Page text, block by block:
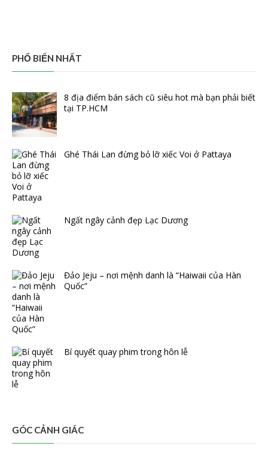
PHỔ BIẾN NHẤT
8 địa điểm bán sách cũ siêu hot mà bạn phải biết
tại TP.HCM
Ghé Thái Lan đừng bỏ lỡ xiếc Voi ở Pattaya
Ngất ngây cảnh đẹp Lạc Dương
Đảo Jeju – nơi mệnh danh là “Haiwaii của Hàn
Quốc”
Bí quyết quay phim trong hôn lễ
GÓC CẢNH GIÁC